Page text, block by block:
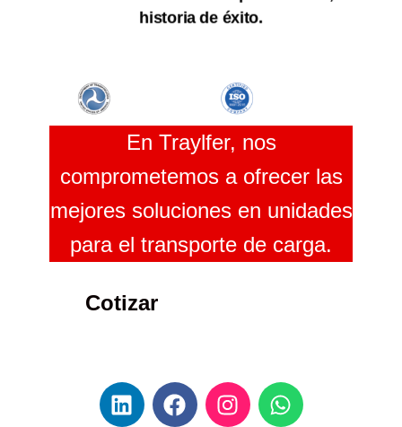
historia de éxito.
En Traylfer, nos
comprometemos a ofrecer las
mejores soluciones en unidades
para el transporte de carga.
Cotizar